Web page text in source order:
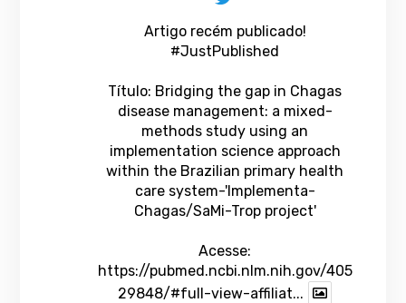
Artigo recém publicado!
#JustPublished
Título: Bridging the gap in Chagas
disease management: a mixed-
methods study using an
implementation science approach
within the Brazilian primary health
care system-'Implementa-
Chagas/SaMi-Trop project'
Acesse:
https://pubmed.ncbi.nlm.nih.gov/405
29848/#full-view-affiliat...